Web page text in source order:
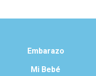
Embarazo
Mi Bebé